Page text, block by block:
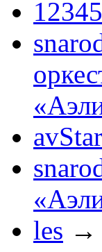
12345
avStar
les →